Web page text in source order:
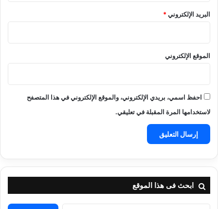
البريد الإلكتروني*
الموقع الإلكتروني
احفظ اسمي، بريدي الإلكتروني، والموقع الإلكتروني في هذا المتصفح
لاستخدامها المرة المقبلة في تعليقي.
ابحث فى هذا الموقع